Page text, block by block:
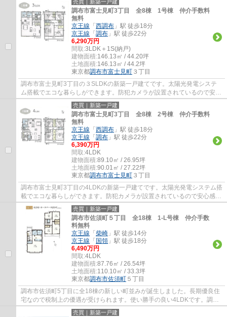
売買｜新築一戸建
調布市富士見町3丁目 全8棟 1号棟 仲介手数料
無料
京王線 「 西調布 」駅 徒歩18分
京王線 「 調布 」駅 徒歩22分
6,290万円
間取:3LDK＋1S(納戸)
建物面積:146.13㎡ / 44.20坪
土地面積:146.13㎡ / 44.2坪
東京都調布市富士見町 ３丁目
調布市富士見町3丁目の３SLDKの新築一戸建てです。太陽光発電システ
ム搭載でエコな暮らしができます。防犯カメラが設置されているので安心
感があります。LDKは広々20帖越です。調布市...
売買｜新築一戸建
調布市富士見町3丁目 全8棟 2号棟 仲介手数料
無料
京王線 「 西調布 」駅 徒歩18分
京王線 「 調布 」駅 徒歩22分
6,390万円
間取:4LDK
建物面積:89.10㎡ / 26.95坪
土地面積:90.01㎡ / 27.22坪
東京都調布市富士見町 ３丁目
調布市富士見町3丁目の4LDKの新築一戸建てです。太陽光発電システム搭
載でエコな暮らしができます。防犯カメラが設置されているので安心感が
あります。調布市でお住まいをお探しなら多...
売買｜新築一戸建
調布市佐須町５丁目 全18棟 1-L号棟 仲介手数
料無料
京王線 「 柴崎 」駅 徒歩14分
京王線 「 国領 」駅 徒歩18分
6,490万円
間取:4LDK
建物面積:87.76㎡ / 26.54坪
土地面積:110.10㎡ / 33.3坪
東京都調布市佐須町 ５丁目
調布市佐須町5丁目に全18棟の新しい町並みが誕生しました。長期優良住
宅なので税制上の優遇が受けられます。使い勝手の良い4LDKです。調布
市でお住まいをお探しなら多摩地区に詳しいエ...
売買｜新築一戸建